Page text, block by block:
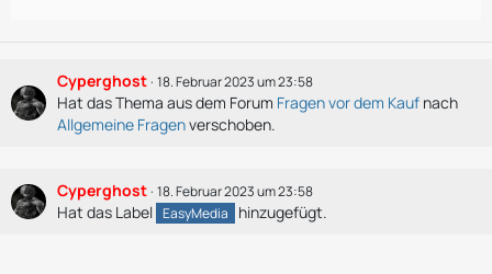
Cyperghost 18. Februar 2023 um 23:58
Hat das Thema aus dem Forum Fragen vor dem Kauf nach
Allgemeine Fragenverschoben.
Cyperghost 18. Februar 2023 um 23:58
Hat das Label EasyMedia hinzugefügt.